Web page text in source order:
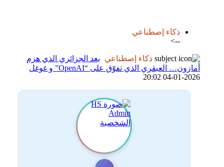
ذكاء إصطناعي
-->
ذكاء إصطناعي
بعد الجزائري الذي هزم
أمازون… العبقري الذي تفوّق على “OpenAI” و غوغل
04-01-2026 20:02